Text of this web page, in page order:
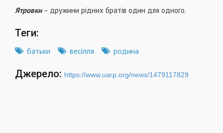
Ятровки– дружини рідних братів один для одного.
Теги:
батьки весілля родина
Джерело: https://www.uarp.org/news/1479117829